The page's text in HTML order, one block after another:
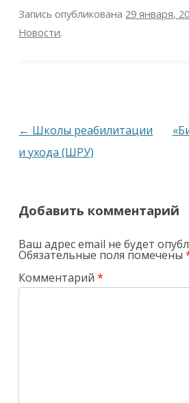
Запись опубликована 29 января,
Новости.
Навигация
по
← Школы реабилитации
и ухода (ШРУ)
Добавить комментарий
Ваш адрес email не будет
Обязательные поля помечены
Комментарий*